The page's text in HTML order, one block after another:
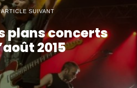
ARTICLE SUIVANT
plans concerts
2015